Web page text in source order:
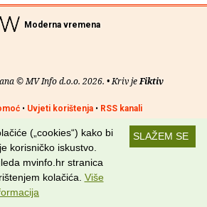
Moderna vremena
© MV Info d.o.o. 2026. • Kriv jeFiktiv
• Uvjeti korištenja• RSS kanali
Potraži nas na: SLAŽEM SE
(„cookies“) kako bi
korisničko iskustvo.
mvinfo.hr stranica
kolačića. Više